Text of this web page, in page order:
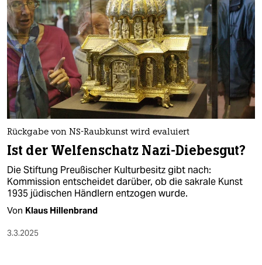
Rückgabe von NS-Raubkunst wird evaluiert
Ist der Welfenschatz Nazi-Diebesgut?
Die Stiftung Preußischer Kulturbesitz gibt nach:
Kommission entscheidet darüber, ob die sakrale Kunst
1935 jüdischen Händlern entzogen wurde.
Von Klaus Hillenbrand
3.3.2025